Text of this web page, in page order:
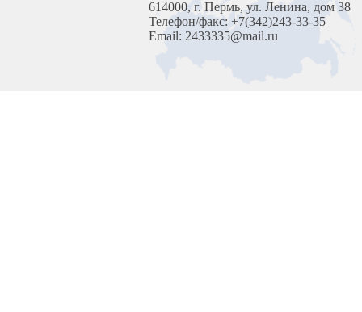
614000, г. Пермь, ул. Ленина, дом 38
Телефон/факс: +7(342)243-33-35
Email: 2433335@mail.ru